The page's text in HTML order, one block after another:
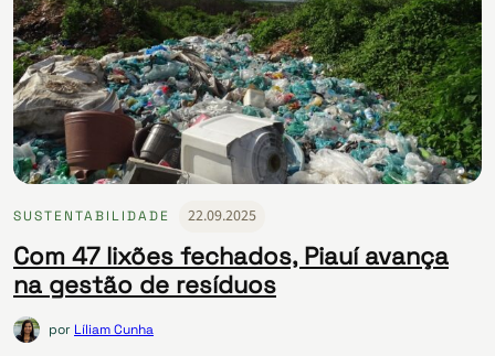
SUSTENTABILIDADE 22.09.2025
Com 47 lixões fechados, Piauí avança
na gestão de resíduos
por Líliam Cunha